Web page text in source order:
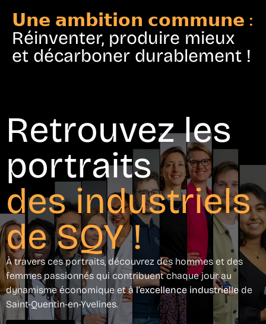
𝗨𝗻𝗲 𝗮𝗺𝗯𝗶𝘁𝗶𝗼𝗻 𝗰𝗼𝗺𝗺𝘂𝗻𝗲 :
Réinventer, produire mieux
et décarboner durablement !
Retrouvez les
portraits
des industriels
de SQY !
À travers ces portraits, découvrez des hommes et des
femmes passionnés qui contribuent chaque jour au
dynamisme économique et àl’excellence industrielle de
Saint-Quentin-en-Yvelines.